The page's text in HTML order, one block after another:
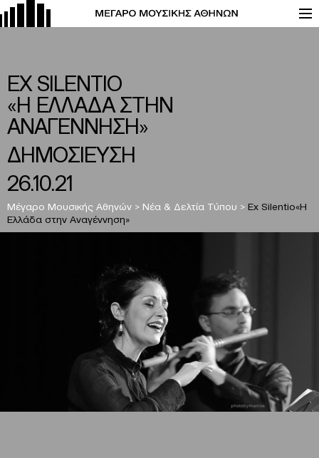
EX SILENTIO
«Η ΕΛΛΑΔΑ ΣΤΗΝ
ΑΝΑΓΕΝΝΗΣΗ»
ΔΗΜΟΣΙΕΥΣΗ
26.10.21
Μέγαρο Μουσικής Αθηνών > Νέα & Δελτία Τύπου > Ex Silentio«Η
Ελλάδα στην Αναγέννηση»